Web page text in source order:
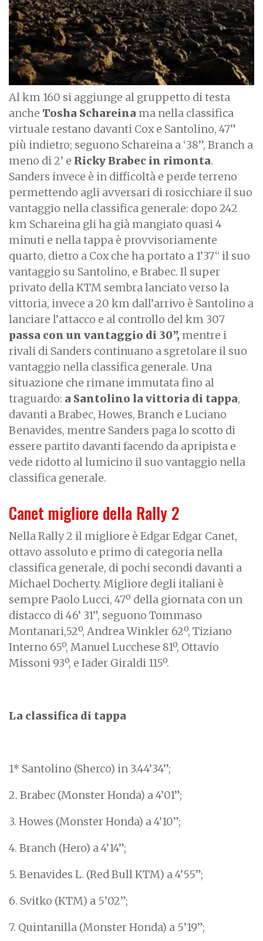
Al km 160 si aggiunge al gruppetto di testa
anche Tosha Schareina ma nella classifica
virtuale restano davanti Cox e Santolino, 47”
più indietro; seguono Schareina a ‘38”, Branch a
meno di 2’ e Ricky Brabec in rimonta.
Sanders invece è in difficoltà e perde terreno
permettendo agli avversari di rosicchiare il suo
vantaggio nella classifica generale: dopo 242
km Schareina gli ha già mangiato quasi 4
minuti e nella tappa è provvisoriamente
quarto, dietro a Cox che ha portato a 1’37“ il suo
vantaggio su Santolino, e Brabec. Il super
privato della KTM sembra lanciato verso la
vittoria, invece a 20 km dall’arrivo è Santolino a
lanciare l’attacco e al controllo del km 307
passa con un vantaggio di 30”, mentre i
rivali di Sanders continuano a sgretolare il suo
vantaggio nella classifica generale. Una
situazione che rimane immutata fino al
traguardo: a Santolino la vittoria di tappa,
davanti a Brabec, Howes, Branch e Luciano
Benavides, mentre Sanders paga lo scotto di
essere partito davanti facendo da apripista e
vede ridotto al lumicino il suo vantaggio nella
classifica generale.
Canet migliore della Rally 2
Nella Rally 2 il migliore è Edgar Edgar Canet,
ottavo assoluto e primo di categoria nella
classifica generale, di pochi secondi davanti a
Michael Docherty. Migliore degli italiani è
sempre Paolo Lucci, 47º della giornata con un
distacco di 46’ 31”, seguono Tommaso
Montanari,52º, Andrea Winkler 62º, Tiziano
Interno 65º, Manuel Lucchese 81º, Ottavio
Missoni 93º, e Iader Giraldi 115º.
La classifica di tappa
1* Santolino (Sherco) in 3.44’34”;
2. Brabec (Monster Honda) a 4’01”;
3. Howes (Monster Honda) a 4’10”;
4. Branch (Hero) a 4’14”;
5. Benavides L. (Red Bull KTM) a 4’55”;
6. Svitko (KTM) a 5’02”;
7. Quintanilla (Monster Honda) a 5’19”;